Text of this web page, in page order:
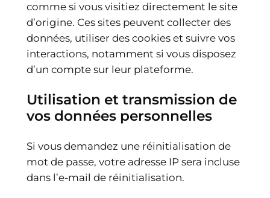
comme si vous visitiez directement le site
d’origine. Ces sites peuvent collecter des
données, utiliser des cookies et suivre vos
interactions, notamment si vous disposez
d’un compte sur leur plateforme.
Utilisation et transmission de
vos données personnelles
Si vous demandez une réinitialisation de
mot de passe, votre adresse IP sera incluse
dans l’e-mail de réinitialisation.